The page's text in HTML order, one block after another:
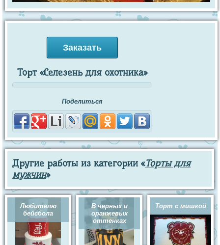
Заказать
Торт «Селезень для охотника»
Поделиться
Другие работы из категории «Торты для
мужчин»
Любителю
бейсбола
В черных и
оранжевых
оттенках
Торт с мишкой